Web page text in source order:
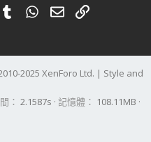
TumblrWhatsApp
電子郵件
連結
2025 XenForo Ltd. | Style and
2.1587s 記憶體 108.11MB